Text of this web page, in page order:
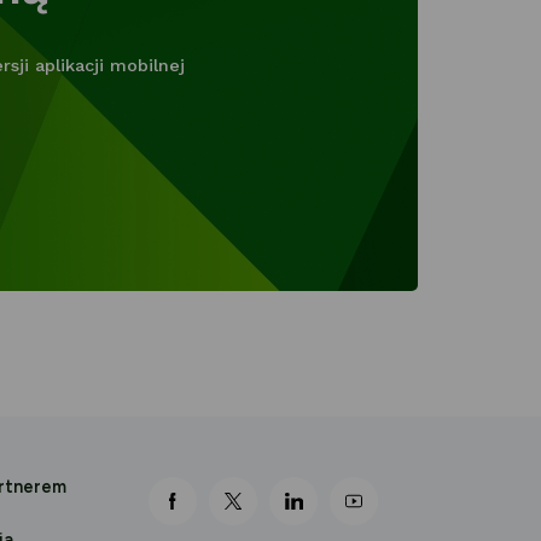
aplikacji mobilnej
link otwiera się nowej karcie
link otwiera się nowej karcie
link otwiera się nowej karcie
link otwiera się nowej